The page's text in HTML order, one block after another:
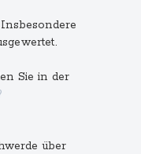
Sie in der
über